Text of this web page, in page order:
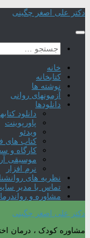
Skip
content
دکتر علی اصغر چگینی
جستجو
برای:
خانه
کتابخانه
نوشته ها
آزمونهای روانی
دانلودها
دانلود
پاورپوینت
ویدئو
کتاب های
کارگاه و
موسیقی
نرم افزار
نظریه های
تماس با مدیر
مشاوره و
دکتر علی اصغر چگینی
مشاوره کودک ، درمان